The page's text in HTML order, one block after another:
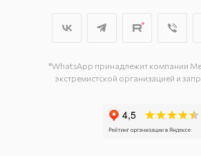
г. Подольск, ул.
*WhatsApp принадлежит компании
экстремистской организацией и